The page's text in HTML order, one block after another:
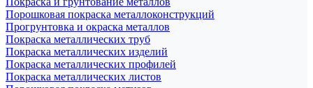
Порошковая покраска металлоконструкций
Прогрунтовка и окраска металлов
Покраска металлических труб
Покраска металлических изделий
Покраска металлических профилей
Покраска металлических листов